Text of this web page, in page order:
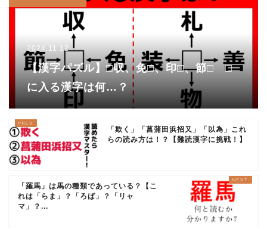
2024.11.12
【漢字パズル】□収、免□、印□、節□ □
に入る漢字は何…？
「欺く」「菖蒲田浜招又」「以為」これ
らの読み方は！？【難読漢字に挑戦！】
「羅馬」は馬の種類であっている？【こ
れは「らま」？「ろば」？「リャ
マ」？...